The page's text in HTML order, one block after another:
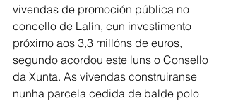
vivendas de promoción pública no
concello de Lalín, cun investimento
próximo aos 3,3 millóns de euros,
segundo acordou este luns o Consello
da Xunta. As vivendas construiranse
nunha parcela cedida de balde polo